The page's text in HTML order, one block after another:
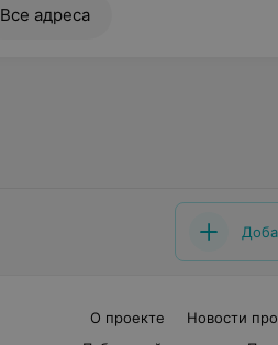
Все адреса
О проекте Новости